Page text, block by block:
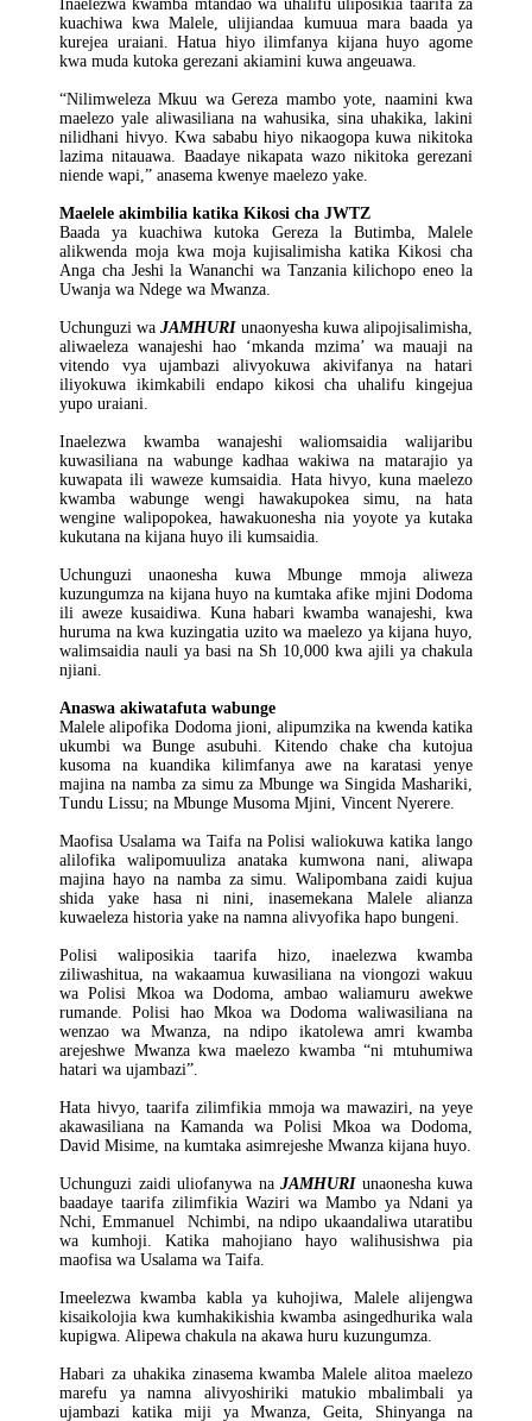
Inaelezwa kwamba mtandao wa uhalifu uliposikia taarifa za
kuachiwa kwa Malele, ulijiandaa kumuua mara baada ya
kurejea uraiani. Hatua hiyo ilimfanya kijana huyo agome
kwa muda kutoka gerezani akiamini kuwa angeuawa.
“Nilimweleza Mkuu wa Gereza mambo yote, naamini kwa
maelezo yale aliwasiliana na wahusika, sina uhakika, lakini
nilidhani hivyo. Kwa sababu hiyo nikaogopa kuwa nikitoka
lazima nitauawa. Baadaye nikapata wazo nikitoka gerezani
niende wapi,” anasema kwenye maelezo yake.
Maelele akimbilia katika Kikosi cha JWTZ
Baada ya kuachiwa kutoka Gereza la Butimba, Malele
alikwenda moja kwa moja kujisalimisha katika Kikosi cha
Anga cha Jeshi la Wananchi wa Tanzania kilichopo eneo la
Uwanja wa Ndege wa Mwanza.
Uchunguzi waJAMHURIunaonyesha kuwa alipojisalimisha,
aliwaeleza wanajeshi hao ‘mkanda mzima’ wa mauaji na
vitendo vya ujambazi alivyokuwa akivifanya na hatari
iliyokuwa ikimkabili endapo kikosi cha uhalifu kingejua
yupo uraiani.
Inaelezwa kwamba wanajeshi waliomsaidia walijaribu
kuwasiliana na wabunge kadhaa wakiwa na matarajio ya
kuwapata ili waweze kumsaidia. Hata hivyo, kuna maelezo
kwamba wabunge wengi hawakupokea simu, na hata
wengine walipopokea, hawakuonesha nia yoyote ya kutaka
kukutana na kijana huyo ili kumsaidia.
Uchunguzi unaonesha kuwa Mbunge mmoja aliweza
kuzungumza na kijana huyo na kumtaka afike mjini Dodoma
ili aweze kusaidiwa. Kuna habari kwamba wanajeshi, kwa
huruma na kwa kuzingatia uzito wa maelezo ya kijana huyo,
walimsaidia nauli ya basi na Sh 10,000 kwa ajili ya chakula
njiani.
Anaswa akiwatafuta wabunge
Malele alipofika Dodoma jioni, alipumzika na kwenda katika
ukumbi wa Bunge asubuhi. Kitendo chake cha kutojua
kusoma na kuandika kilimfanya awe na karatasi yenye
majina na namba za simu za Mbunge wa Singida Mashariki,
Tundu Lissu; na Mbunge Musoma Mjini, Vincent Nyerere.
Maofisa Usalama wa Taifa na Polisi waliokuwa katika lango
alilofika walipomuuliza anataka kumwona nani, aliwapa
majina hayo na namba za simu. Walipombana zaidi kujua
shida yake hasa ni nini, inasemekana Malele alianza
kuwaeleza historia yake na namna alivyofika hapo bungeni.
Polisi waliposikia taarifa hizo, inaelezwa kwamba
ziliwashitua, na wakaamua kuwasiliana na viongozi wakuu
wa Polisi Mkoa wa Dodoma, ambao waliamuru awekwe
rumande. Polisi hao Mkoa wa Dodoma waliwasiliana na
wenzao wa Mwanza, na ndipo ikatolewa amri kwamba
arejeshwe Mwanza kwa maelezo kwamba “ni mtuhumiwa
hatari wa ujambazi”.
Hata hivyo, taarifa zilimfikia mmoja wa mawaziri, na yeye
akawasiliana na Kamanda wa Polisi Mkoa wa Dodoma,
David Misime, na kumtaka asimrejeshe Mwanza kijana huyo.
Uchunguzi zaidi uliofanywa na JAMHURI unaonesha kuwa
baadaye taarifa zilimfikia Waziri wa Mambo ya Ndani ya
Nchi, Emmanuel Nchimbi, na ndipo ukaandaliwa utaratibu
wa kumhoji. Katika mahojiano hayo walihusishwa pia
maofisa wa Usalama wa Taifa.
Imeelezwa kwamba kabla ya kuhojiwa, Malele alijengwa
kisaikolojia kwa kumhakikishia kwamba asingedhurika wala
kupigwa. Alipewa chakula na akawa huru kuzungumza.
Habari za uhakika zinasema kwamba Malele alitoa maelezo
marefu ya namna alivyoshiriki matukio mbalimbali ya
ujambazi katika miji ya Mwanza, Geita, Shinyanga na